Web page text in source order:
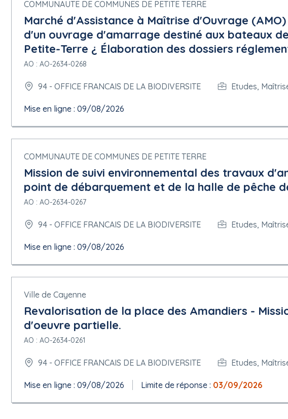
COMMUNAUTE DE COMMUNES DE PETITE TERRE
Marché d'Assistance à Maîtrise d'Ouvrage
d'un ouvrage d'amarrage destiné aux bateaux
Petite-Terre ¿ Élaboration des dossiers
AO : AO-2634-0268
94 - OFFICE FRANCAIS DE LA BIODIVERSITE Etudes,
Mise en ligne : 09/08/2026
COMMUNAUTE DE COMMUNES DE PETITE TERRE
Mission de suivi environnemental des travaux
point de débarquement et de la halle de pêche
AO : AO-2634-0267
94 - OFFICE FRANCAIS DE LA BIODIVERSITE Etudes,
Mise en ligne : 09/08/2026
Ville de Cayenne
Revalorisation de la place des Amandiers -
d'oeuvre partielle.
AO : AO-2634-0261
94 - OFFICE FRANCAIS DE LA BIODIVERSITE Etudes,
Mise en ligne : 09/08/2026 Limite de réponse : 03/09/2026